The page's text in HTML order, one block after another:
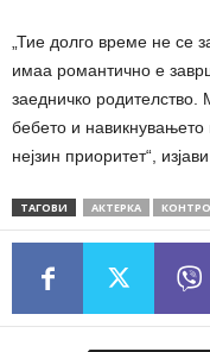
„Тие долго време не се
имаа романтично е
заедничко
бебето и навикнувањето
нејзин приоритет“,
ТАГОВИ АКТЕРКА